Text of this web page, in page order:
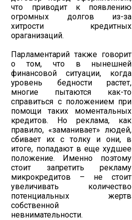
что приводит к появлению
огромных долгов из-за
хитрости кредитных
ораганизаций.
Парламентарий также говорит
о том, что в нынешней
финансовой ситуации, когда
уровень бедности растет,
многие пытаются как-то
справиться с положением при
помощи таких моментальных
кредитов. Но реклама, как
правило, «заманивает» людей,
сбивает их с толку и они, в
итоге, попадают в еще худшее
положение. Именно поэтому
стоит запретить рекламу
микрокредитов – не стоит
увеличивать количество
потенциальных жертв
собственной
невнимательности.